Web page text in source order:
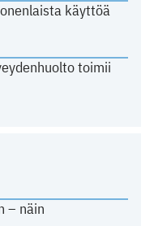
käyttöä
toimii
– näin